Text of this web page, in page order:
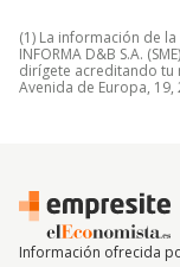
(1) La información de
INFORMA D&B S.A.
dirígete acreditando tu
Avenida de Europa, 19,
Información ofrecida